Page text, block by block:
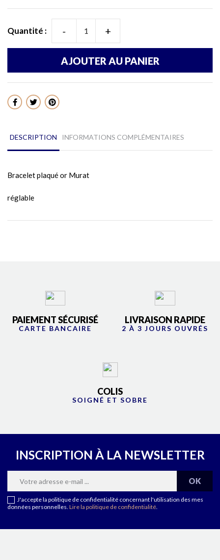
Quantité : - +
AJOUTER AU PANIER
Partager
DESCRIPTION INFORMATIONS COMPLÉMENTAIRES
Bracelet plaqué or Murat
réglable
PAIEMENT SÉCURISÉ
CARTE BANCAIRE
LIVRAISON RAPIDE
2 À 3 JOURS OUVRÉS
COLIS
SOIGNÉ ET SOBRE
INSCRIPTION À LA NEWSLETTER
J'accepte la politique de confidentialité concernant l'utilisation des mes
données personnelles. Lire la politique de confidentialité.